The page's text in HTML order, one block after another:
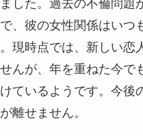
した。過去の不倫問題
、彼の女性関係はいつ
現時点では、新しい恋
んが、年を重ねた今で
ているようです。今後
離せません。